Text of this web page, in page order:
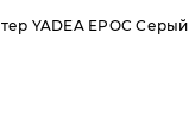
YADEA EPOC Серый